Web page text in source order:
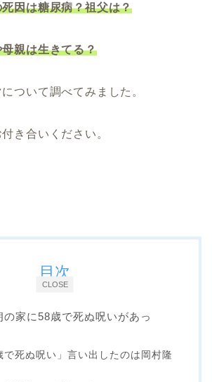
因は糖尿病？祖父は？
親は生きてる？
ついて調べてみました。
き合いください。
CLOSE
目次
の家に58歳で死ぬ呪いがあっ
で死ぬ呪い」言い出したのは岡村隆